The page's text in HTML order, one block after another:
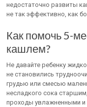
недостаточно развиты
не так эффективно, как
Как помочь 5-
кашлем?
Не давайте ребенку
не становились
грудью или смесью
несладкого сока
проходы увлажненными и